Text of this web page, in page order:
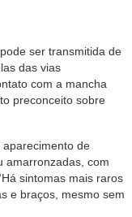
ser transmitida de
das vias
com a mancha
preconceito sobre
de
amarronzadas, com
sintomas mais raros
e braços, mesmo sem